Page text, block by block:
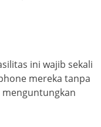
ini wajib sekali
mereka tanpa